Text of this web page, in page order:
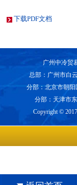
下载PDF文档
广州中冷贸
总部：广州市白
分部：北京市朝阳
分部：天津市
Copyright ©